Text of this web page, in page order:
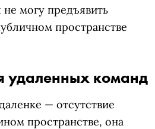
могу предъявить
пространстве
удаленных команд
— отсутствие
пространстве, она